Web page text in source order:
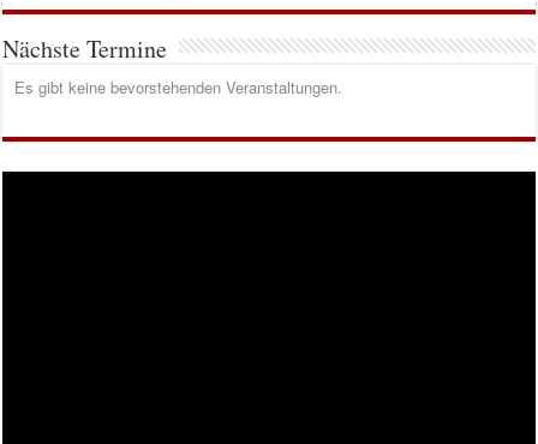
Nächste Termine
Es gibt keine bevorstehenden Veranstaltungen.